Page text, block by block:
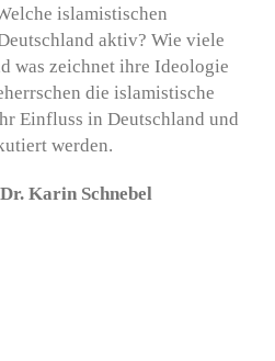
islamistischen
aktiv? Wie viele
was zeichnet ihre Ideologie
die islamistische
Einfluss in Deutschland und
werden.
Karin Schnebel